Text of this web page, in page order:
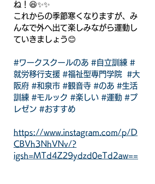
ね！😆✨✨
これからの季節寒くなりますが、み
んなで外へ出て楽しみながら運動し
ていきましょう😊
#ワークスクールのあ #自立訓練 #
就労移行支援 #福祉型専門学院
#大
阪府 #和泉市 #観音寺 #のあ #生活
訓練 #モルック #楽しい #運動 #プ
レゼン #おすすめ
https://www.instagram.com/p/D
CBVh3NhVNv/?
igsh=MTd4Z29ydzd0eTd2aw==